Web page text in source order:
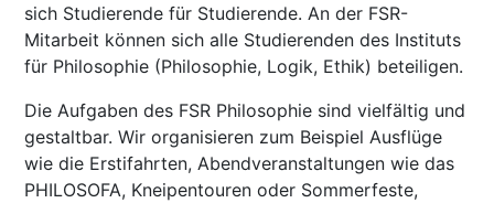
sich Studierende für Studierende. An der FSR-
Mitarbeit können sich alle Studierenden des Instituts
für Philosophie (Philosophie, Logik, Ethik) beteiligen.
Die Aufgaben des FSR Philosophie sind vielfältig und
gestaltbar. Wir organisieren zum Beispiel Ausflüge
wie die Erstifahrten, Abendveranstaltungen wie das
PHILOSOFA, Kneipentouren oder Sommerfeste,